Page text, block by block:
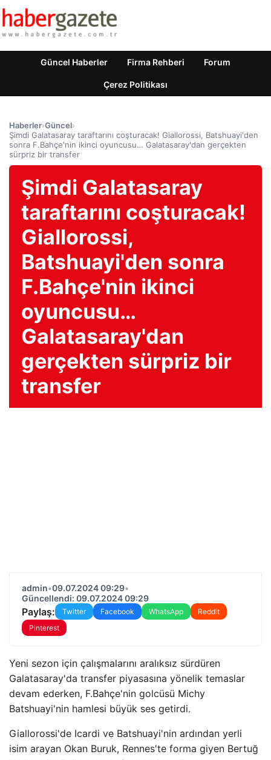
Güncel Haberler Firma Rehberi Forum
Çerez Politikası
Haberler›Güncel›
Şimdi Galatasaray taraftarını coşturacak! Giallorossi, Batshuayi'den
sonra F.Bahçe'nin ikinci oyuncusu… Galatasaray'dan gerçekten
sürpriz bir transfer
Şimdi Galatasaray
taraftarını coşturacak!
Giallorossi,
Batshuayi'den sonra
F.Bahçe'nin ikinci
oyuncusu…
Galatasaray'dan
gerçekten sürpriz bir
transfer
admin•09.07.2024 09:29•
Güncellendi: 09.07.2024 09:29
Paylaş: Twitter Facebook WhatsApp
Reddit
Pinterest
Yeni sezon için çalışmalarını aralıksız sürdüren
Galatasaray'da transfer piyasasına yönelik temaslar
devam ederken, F.Bahçe'nin golcüsü Michy
Batshuayi'nin hamlesi büyük ses getirdi.
Giallorossi'de Icardi ve Batshuayi'nin ardından yerli
isim arayan Okan Buruk, Rennes'te forma giyen Bertuğ